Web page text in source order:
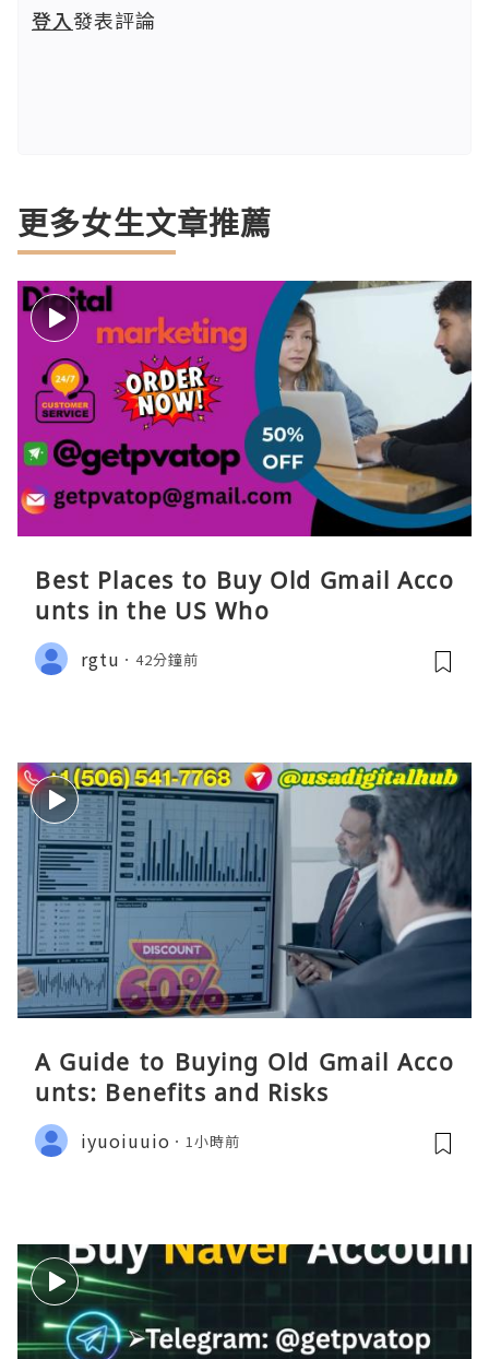
登入發表評論
更多女生文章推薦
Best Places to Buy Old Gmail Acco
unts in the US Who
rgtu 42分鐘前
A Guide to Buying Old Gmail Acco
unts: Benefits and Risks
iyuoiuuio 1小時前